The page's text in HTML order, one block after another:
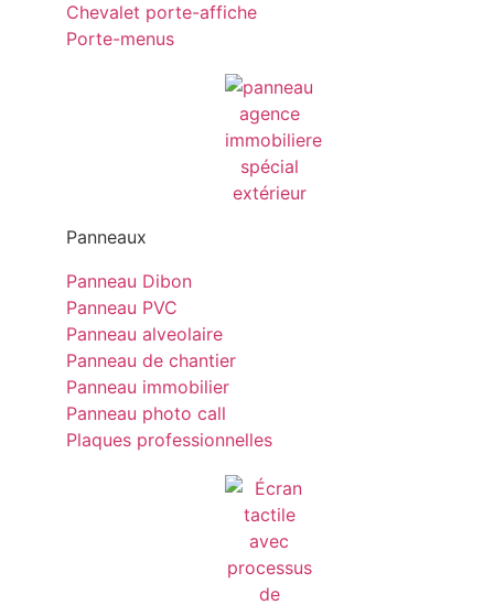
Chevalet porte-affiche
Porte-menus
Panneaux
Panneau Dibon
Panneau PVC
Panneau alveolaire
Panneau de chantier
Panneau immobilier
Panneau photo call
Plaques professionnelles